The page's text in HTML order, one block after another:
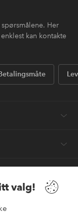
valg!
Her
kan kontakte